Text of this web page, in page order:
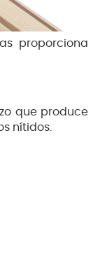
proporciona
que produce
nítidos.